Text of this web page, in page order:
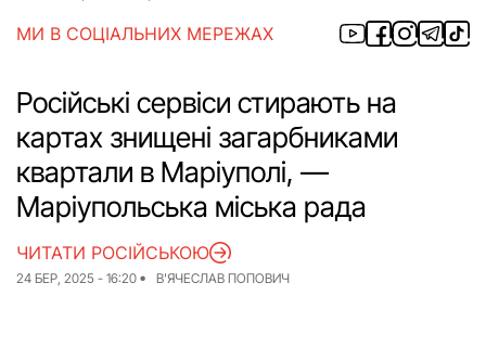
Головна
Новини
Окупація
Про нас
Війна
Гроші
Освіта
Інструкції
Медицина
ЖКГ
Історія
МИ В СОЦІАЛЬНИХ МЕРЕЖАХ
Російські сервіси стирають на
картах знищені загарбниками
квартали в Маріуполі, —
Маріупольська міська рада
24 БЕР, 2025 - 16:20 В'ЯЧЕСЛАВ ПОПОВИЧ
ЧИТАТИ РОСІЙСЬКОЮ